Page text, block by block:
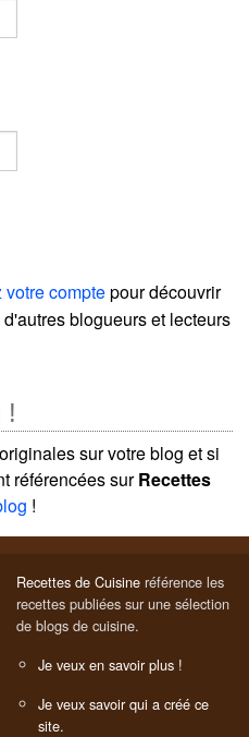
votre comptepour découvrir
blogueurs et lecteurs
!
sur votre blog et si
référencées surRecettes
!
Recettes de Cuisine référence les
recettes publiées sur une sélection
de blogs de cuisine.
Je veux en savoir plus !
Je veux savoir qui a créé ce
site.